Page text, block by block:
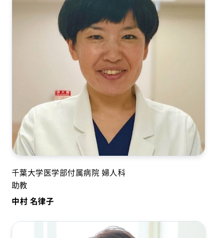
千葉大学医学部付属病院 婦人科
助教
中村 名律子